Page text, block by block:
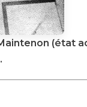
(état